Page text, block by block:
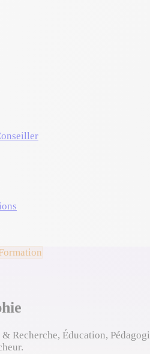
Recherche, Éducation,